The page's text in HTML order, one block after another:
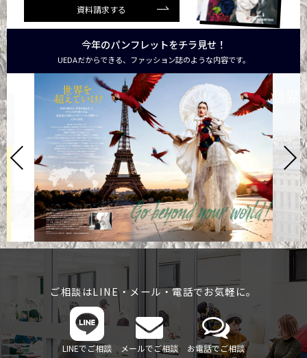
資料請求する
今年のパンフレットをチラ見せ！
UEDAだからできる、ファッション誌のような内容です。
ご相談はLINE・メール・電話でお気軽に。
LINEでご相談 メールでご相談 お電話でご相談